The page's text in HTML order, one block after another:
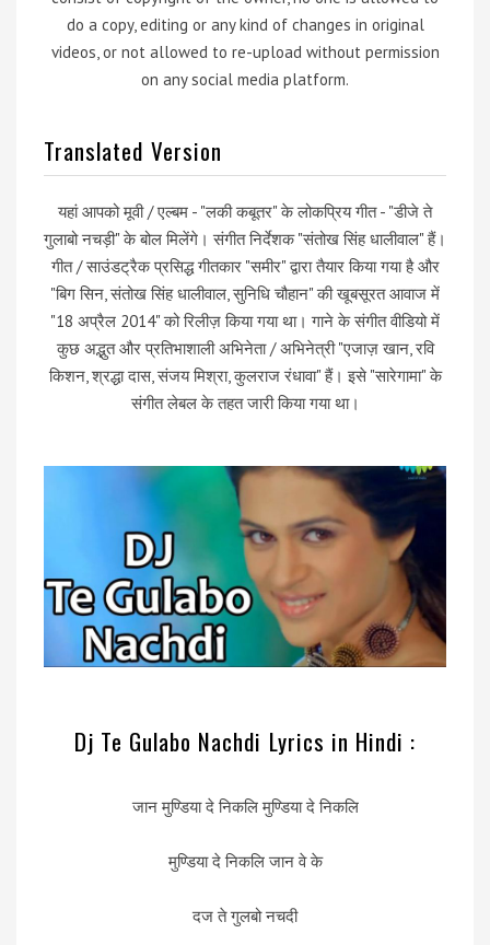
do a copy, editing or any kind of changes in original
videos, or not allowed to re-upload without permission
on any social media platform.
Translated Version
यहां आपको मूवी / एल्बम - "लकी कबूतर" के लोकप्रिय गीत - "डीजे ते
गुलाबो नचड़ी" के बोल मिलेंगे। संगीत निर्देशक "संतोख सिंह धालीवाल" हैं।
गीत / साउंडट्रैक प्रसिद्ध गीतकार "समीर" द्वारा तैयार किया गया है और
"बिग सिन, संतोख सिंह धालीवाल, सुनिधि चौहान" की खूबसूरत आवाज में
"18 अप्रैल 2014" को रिलीज़ किया गया था। गाने के संगीत वीडियो में
कुछ अद्भुत और प्रतिभाशाली अभिनेता / अभिनेत्री "एजाज़ खान, रवि
किशन, श्रद्धा दास, संजय मिश्रा, कुलराज रंधावा" हैं। इसे "सारेगामा" के
संगीत लेबल के तहत जारी किया गया था।
Dj Te Gulabo Nachdi Lyrics in Hindi :
जान मुण्डिया दे निकलि मुण्डिया दे निकलि
मुण्डिया दे निकलि जान वे के
दज ते गुलबो नचदी